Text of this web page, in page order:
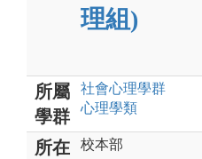
理組)
所屬
學群
社會心理學群
心理學類
所在
校本部